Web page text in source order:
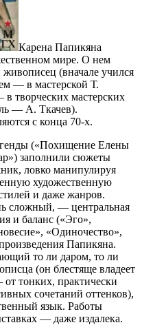
Карена Папикяна
мире. О нем
(вначале учился
— в мастерской Т.
творческих мастерских
— А. Ткачев).
с конца 70-х.
(«Похищение Елены
заполнили сюжеты
ловко манипулируя
художественную
и даже жанров.
сложный, — центральная
и баланс («Эго»,
«Одиночество»,
Папикяна.
то ли даром, то ли
(он блестяще владеет
тонких, практически
сочетаний оттенков),
язык. Работы
— даже издалека.